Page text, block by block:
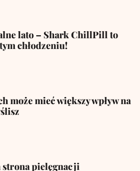
lato – Shark ChillPill to
chłodzeniu!
może mieć większy wpływ na
strona pielęgnacji